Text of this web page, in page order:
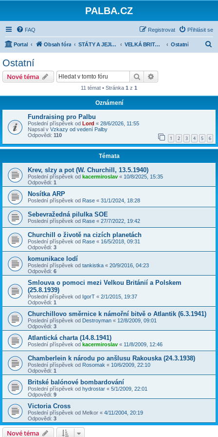
PALBA.CZ
FAQ Přihlásit se
Registrovat
Portal Obsah fóra STÁTY A JEJICH ARMÁDY 1918-1945 VELKÁ BRITÁNIE Ostatní
Ostatní
Nové téma Hledat
11 témat • Stránka 1 z 1
Oznámení
Fundraising pro Palbu
Poslední příspěvek od Lord « 28/6/2026, 11:55
Napsal v Vzkazy od vedení Palby
Odpovědi: 110 1 2 3 4 5 6
Témata
Krev, slzy a pot (W. Churchill, 13.5.1940)
Poslední příspěvek od kacermiroslav « 10/8/2025, 15:35
Odpovědi: 1
Nosítka ARP
Poslední příspěvek od Rase « 31/1/2024, 18:28
Sebevražedná pilulka SOE
Poslední příspěvek od Rase « 27/7/2022, 19:42
Churchill o životě na cizích planetách
Poslední příspěvek od Rase « 16/5/2018, 09:31
Odpovědi: 3
komunikace lodí
Poslední příspěvek od tankistka « 20/9/2016, 04:23
Odpovědi: 6
Smlouva o pomoci mezi Velkou Británií a Polskem
(25.8.1939)
Poslední příspěvek od IgorT « 2/1/2015, 19:37
Odpovědi: 1
Churchillovo směrnice k námořní bitvě o Atlantik (6.3.1941)
Poslední příspěvek od Destroyman « 12/8/2009, 09:01
Odpovědi: 3
Atlantická charta (14.8.1941)
Poslední příspěvek od kacermiroslav « 11/8/2009, 12:46
Chamberlein k národu po anšlusu Rakouska (24.3.1938)
Poslední příspěvek od Rosomak « 10/6/2009, 22:10
Odpovědi: 1
Britské balónové bombardování
Poslední příspěvek od hydrostar « 5/1/2009, 22:01
Odpovědi: 9
Victoria Cross
Poslední příspěvek od Melkor « 4/11/2004, 20:19
Odpovědi: 3
Nové téma